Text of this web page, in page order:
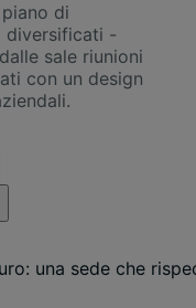
di
diversificati -
sale riunioni
con un design